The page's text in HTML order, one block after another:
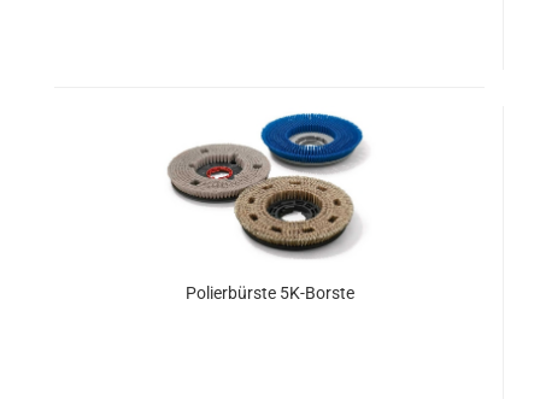
Polierbürste 5K-Borste